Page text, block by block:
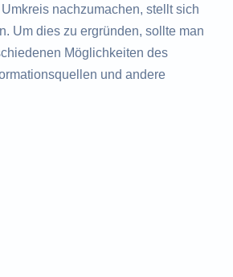
nachzumachen, stellt sich
Um dies zu ergründen, sollte man
Möglichkeiten des
und andere